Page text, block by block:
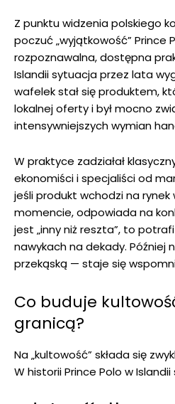
Z punktu widzenia polskiego
poczuć „wyjątkowość” Prince
rozpoznawalna, dostępna
Islandii sytuacja przez lata
wafelek stał się produktem,
lokalnej oferty i był mocno
intensywniejszych wymian
W praktyce zadziałał
ekonomiści i specjaliści od
jeśli produkt wchodzi na
momencie, odpowiada na
jest „inny niż reszta”, to
nawykach na dekady. Później
przekąską — staje się
Co buduje
granicą?
Na „kultowość” składa się
W historii Prince Polo w